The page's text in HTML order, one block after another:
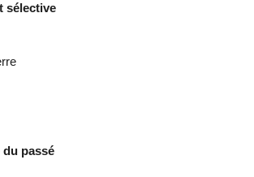
sélective
passé